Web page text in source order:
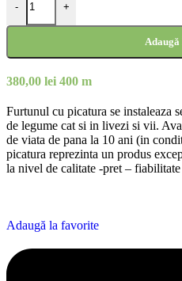
- +
Adaugă
380,00 lei 400 m
Furtunul cu picatura se instaleaza
de legume cat si in livezi si vii.
de viata de pana la 10 ani (in
picatura reprezinta un produs
la nivel de calitate -pret –
Adaugă la favorite